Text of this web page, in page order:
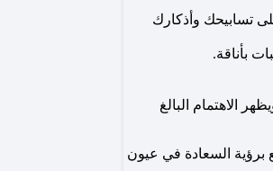
تسابيحك وأذكارك
بأناقة.
الاهتمام البالغ
برؤية السعادة في عيون